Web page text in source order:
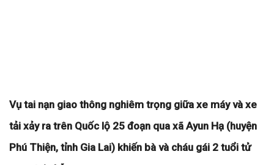
Vụ tai nạn giao thông nghiêm trọng giữa xe máy và xe
tải xảy ra trên Quốc lộ 25 đoạn qua xã Ayun Hạ (huyện
Phú Thiện, tỉnh Gia Lai) khiến bà và cháu gái 2 tuổi tử